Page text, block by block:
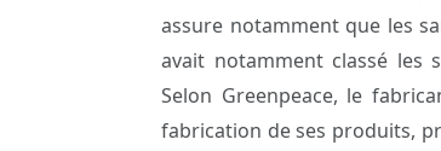
assure notamment que les
avait notamment classé les
Selon Greenpeace, le
fabrication de ses produits,